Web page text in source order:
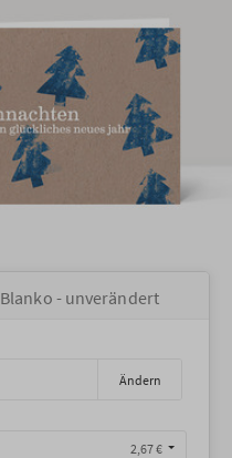
Blanko - unverändert
Ändern
2,67 €